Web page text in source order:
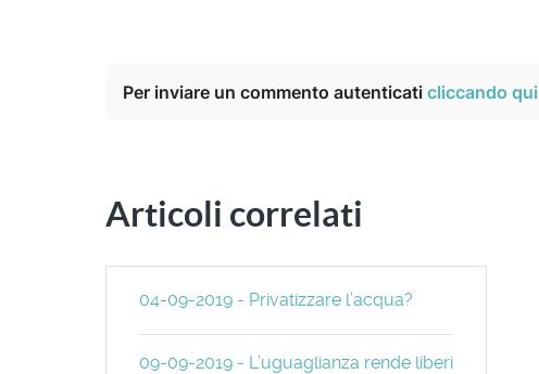
Per inviare un commento autenticati cliccando qui
Articoli correlati
04-09-2019 - Privatizzare l’acqua?
09-09-2019 - L’uguaglianza rende liberi